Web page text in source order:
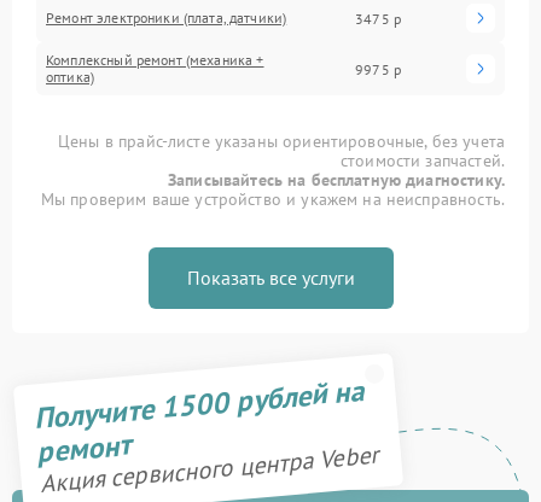
Ремонт электроники (плата, датчики) 3475 р
Комплексный ремонт (механика +
оптика)
9975 р
Цены в прайс-листе указаны ориентировочные, без учета
стоимости запчастей.
Записывайтесь на бесплатную диагностику.
Мы проверим ваше устройство и укажем на неисправность.
Показать все услуги
Получите 1500 рублей на
ремонт
Акция сервисного центра Veber